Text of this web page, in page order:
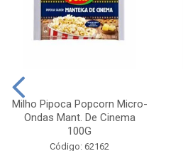
Milho Pipoca Popcorn Micro-
Ondas Mant. De Cinema
100G
Código: 62162